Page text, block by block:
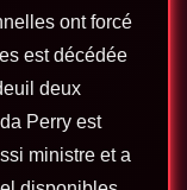
ont forcé
est décédée
deux
Perry est
ministre et a